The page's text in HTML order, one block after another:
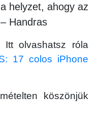
helyzet, ahogy az
Handras
olvashatsz róla
17 colos iPhone
köszönjük